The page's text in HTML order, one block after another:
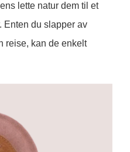
lette natur dem til et
Enten du slapper av
reise, kan de enkelt